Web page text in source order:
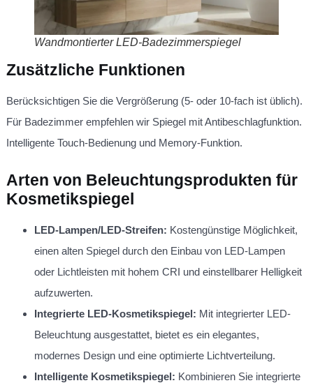
Wandmontierter LED-Badezimmerspiegel
Zusätzliche Funktionen
Berücksichtigen Sie die Vergrößerung (5- oder 10-fach ist üblich).
Für Badezimmer empfehlen wir Spiegel mit Antibeschlagfunktion.
Intelligente Touch-Bedienung und Memory-Funktion.
Arten von Beleuchtungsprodukten für
Kosmetikspiegel
LED-Lampen/LED-Streifen: Kostengünstige Möglichkeit,
einen alten Spiegel durch den Einbau von LED-Lampen
oder Lichtleisten mit hohem CRI und einstellbarer Helligkeit
aufzuwerten.
Integrierte LED-Kosmetikspiegel: Mit integrierter LED-
Beleuchtung ausgestattet, bietet es ein elegantes,
modernes Design und eine optimierte Lichtverteilung.
Intelligente Kosmetikspiegel: Kombinieren Sie integrierte